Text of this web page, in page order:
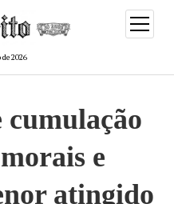
de 2026
menu
de
cumulação
e
atingido